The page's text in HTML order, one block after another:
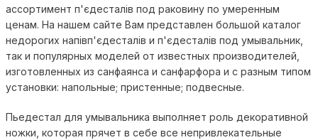
ассортимент п'єдесталів под раковину по умеренным
ценам. На нашем сайте Вам представлен большой каталог
недорогих напівп'єдесталів и п'єдесталів под умывальник,
так и популярных моделей от известных производителей,
изготовленных из санфаянса и санфарфора и с разным типом
установки: напольные; пристенные; подвесные.
Пьедестал для умывальника выполняет роль декоративной
ножки, которая прячет в себе все непривлекательные